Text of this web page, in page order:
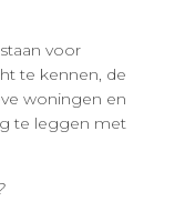
voor
te kennen, de
woningen en
te leggen met